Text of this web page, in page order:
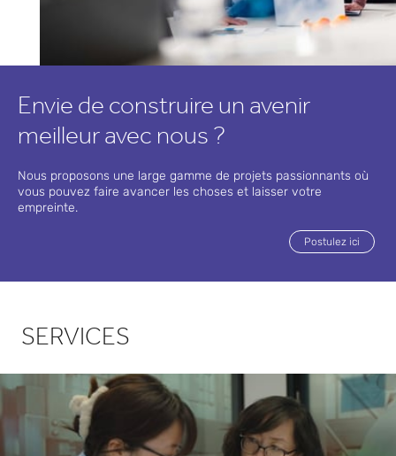
Envie de construire un avenir
meilleur avec nous ?
Nous proposons une large gamme de projets passionnants où
vous pouvez faire avancer les choses et laisser votre
empreinte.
Postulez ici
SERVICES